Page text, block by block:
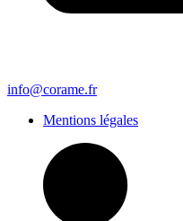
info@corame.fr
Mentions légales